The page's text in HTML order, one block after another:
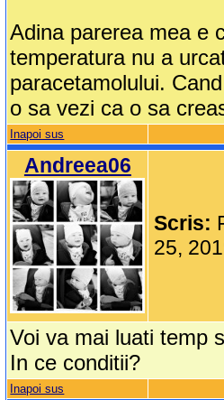
Adina parerea mea e
temperatura nu a
paracetamolului.
o sa vezi ca o sa
Inapoi sus
Andreea06
Scris:
25,
Voi va mai luati temp
In ce conditii?
Inapoi sus